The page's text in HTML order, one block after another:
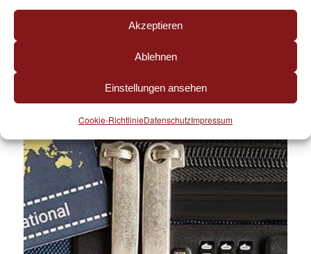
Akzeptieren
Ablehnen
Einstellungen ansehen
Cookie-RichtlinieDatenschutzImpressum